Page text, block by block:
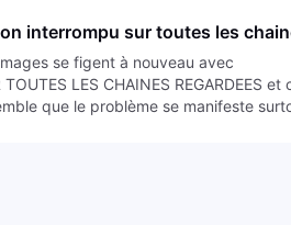
interrompu sur toutes les
se figent à nouveau avec
LES CHAINES REGARDEES et
que le problème se manifeste